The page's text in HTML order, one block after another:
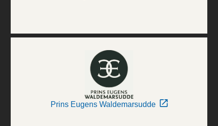
Prins Eugens Waldemarsudde